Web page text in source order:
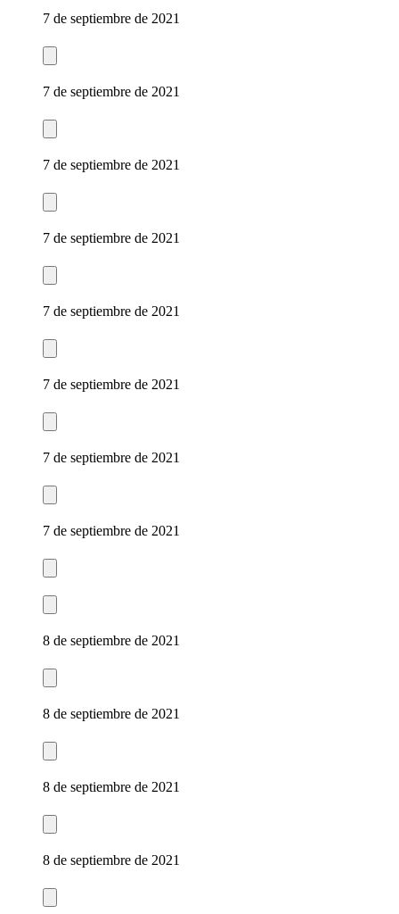
7 de septiembre de 2021
7 de septiembre de 2021
7 de septiembre de 2021
7 de septiembre de 2021
7 de septiembre de 2021
7 de septiembre de 2021
7 de septiembre de 2021
7 de septiembre de 2021
8 de septiembre de 2021
8 de septiembre de 2021
8 de septiembre de 2021
8 de septiembre de 2021